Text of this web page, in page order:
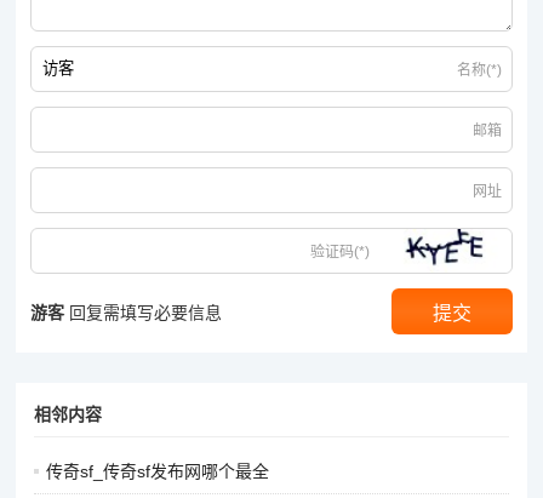
控制消耗流：
武器选择：可以选择一些带有特殊控制效果的武器，比如附带减
速、冰冻等效果的武器（如果游戏中有此类特殊武器设定）。这
样在攻击敌人时能够减缓敌人的移动速度或使其陷入冰冻状态，
为自己创造更好的输出环境。
首饰搭配：戒指和项链选择带有减少技能冷却时间、增加技能命
中率的属性。减少技能冷却时间可以让法师更频繁地使用控制技
防具选择：防具方面注重选择带有闪避或魔法躲避属性的装备，
带有抗性加成的防具，如增加冰抗、火抗等属性的装备，以应对
名称(*)
邮箱
网址
验证码(*)
游客 回复需填写必要信息
相邻内容
传奇sf_传奇sf发布网哪个最全